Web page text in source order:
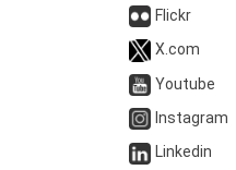
Flickr
X.com
Youtube
Instagram
Linkedin